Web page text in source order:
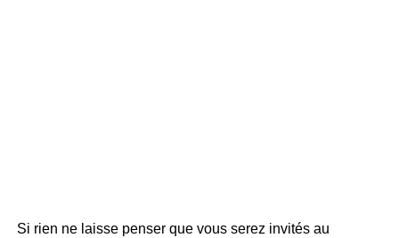
Si rien ne laisse penser que vous serez invités au